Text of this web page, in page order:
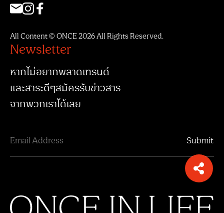
All Content © ONCE 2026 All Rights Reserved.
Newsletter
หากไม่อยากพลาดเทรนด์
และสาระดีๆสมัครรับข่าวสาร
จากพวกเราได้เลย